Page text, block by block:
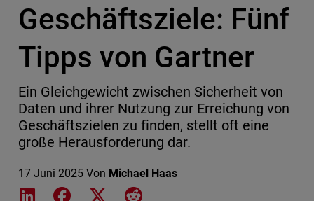
Geschäftsziele: Fünf
Tipps von Gartner
Ein Gleichgewicht zwischen Sicherheit von
Daten und ihrer Nutzung zur Erreichung von
Geschäftszielen zu finden, stellt oft eine
große Herausforderung dar.
17 Juni 2025 Von Michael Haas
Share on LinkedIn
Share on Facebook
Share on XShare on Reddit